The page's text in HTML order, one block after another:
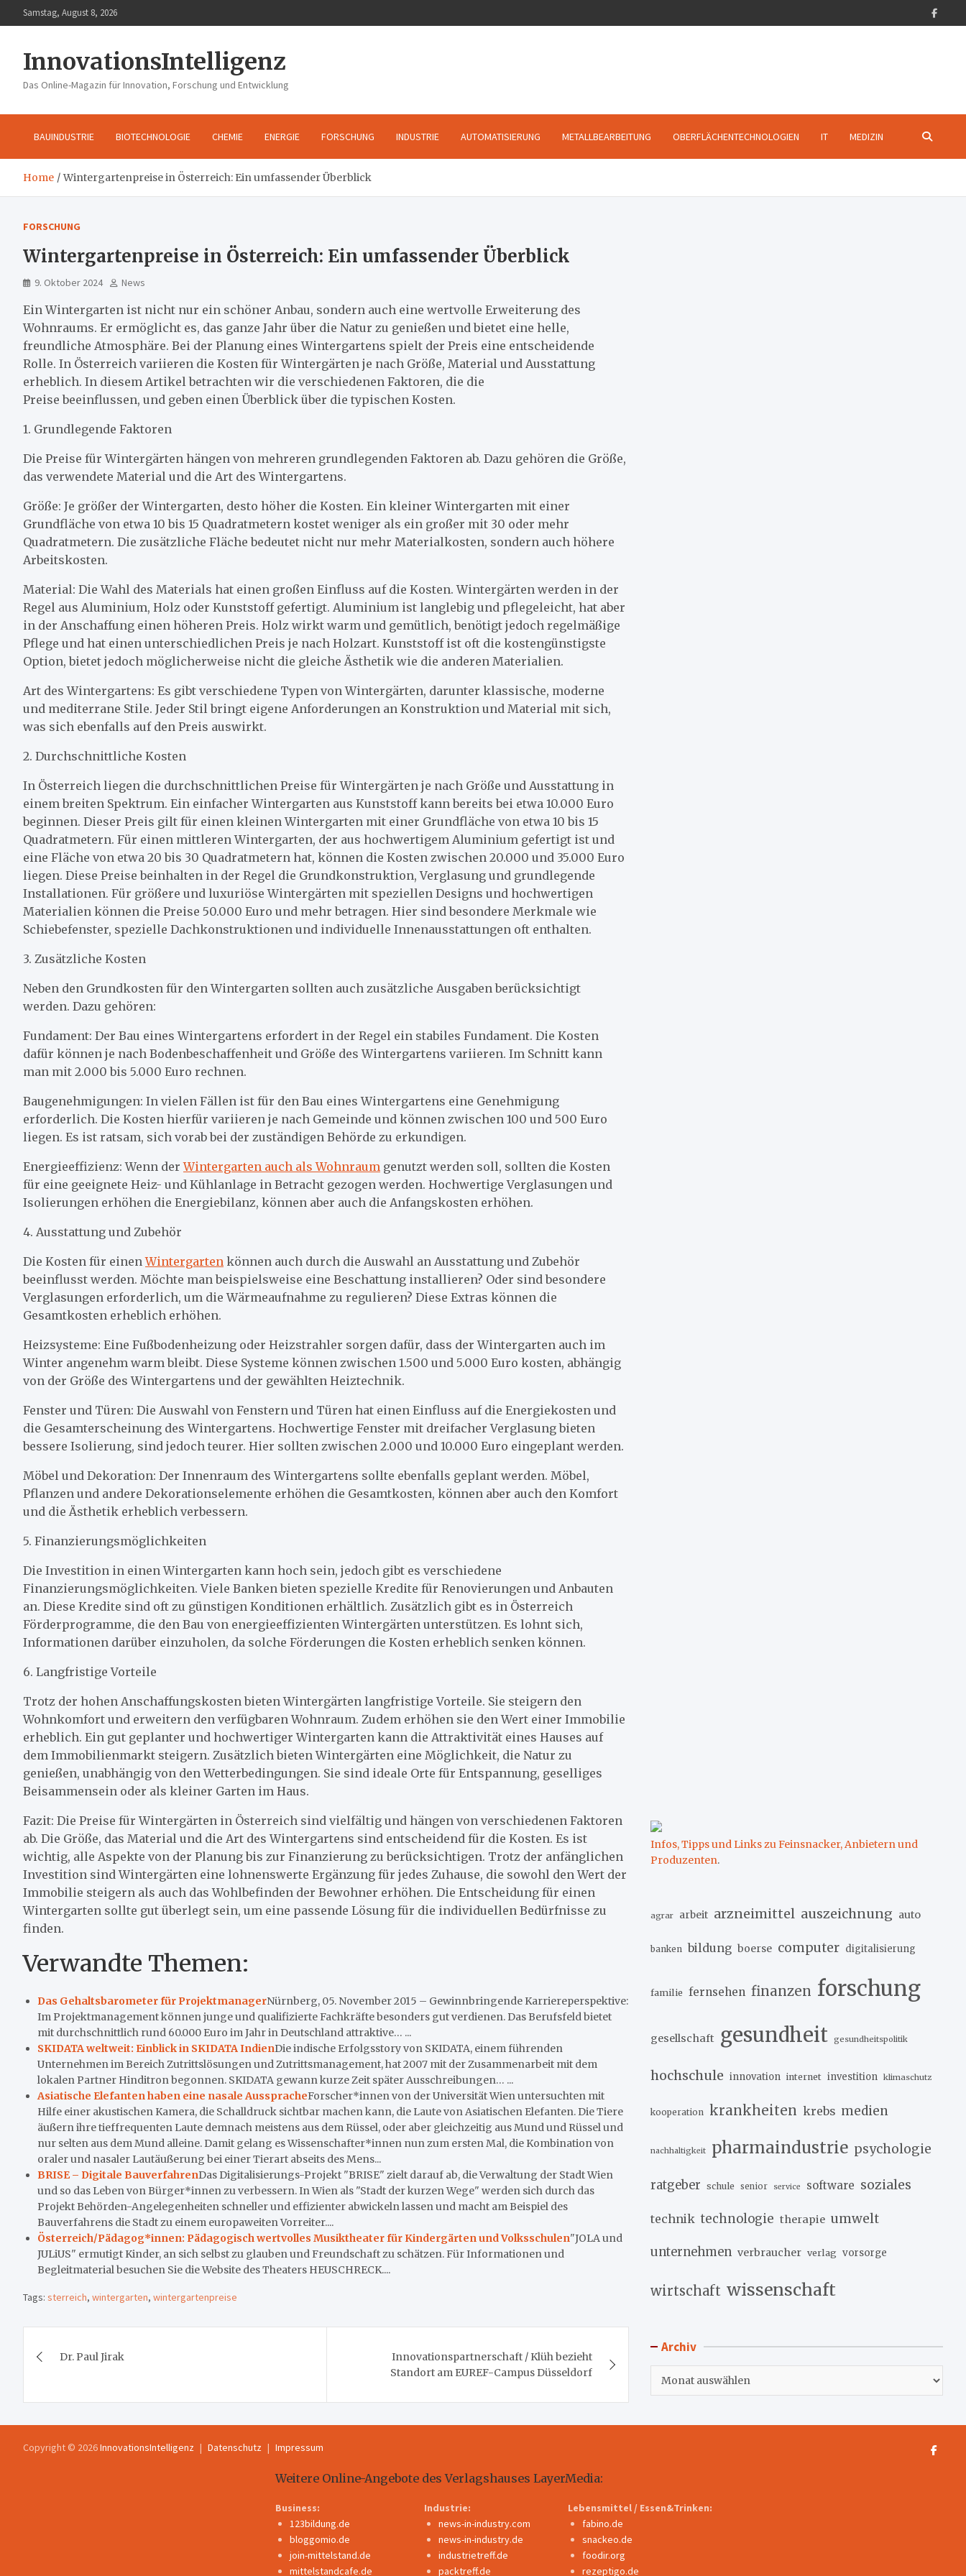
to
Samstag, August 8, 2026
InnovationsIntelligenz
Das Online-Magazin für Innovation, Forschung und Entwicklung
BAUINDUSTRIE BIOTECHNOLOGIE CHEMIE ENERGIE FORSCHUNG INDUSTRIE AUTOMATISIERUNG METALLBEARBEITUNG OBERFLÄCHENTECHNOLOGIEN IT MEDIZIN
Home Wintergartenpreise in Österreich: Ein umfassender Überblick
FORSCHUNG
Wintergartenpreise in Österreich: Ein umfassender Überblick
9. Oktober 2024 News
Ein Wintergarten ist nicht nur ein schöner Anbau, sondern auch eine wertvolle Erweiterung des
Wohnraums. Er ermöglicht es, das ganze Jahr über die Natur zu genießen und bietet eine helle,
freundliche Atmosphäre. Bei der Planung eines Wintergartens spielt der Preis eine entscheidende
Rolle. In Österreich variieren die Kosten für Wintergärten je nach Größe, Material und Ausstattung
erheblich. In diesem Artikel betrachten wir die verschiedenen Faktoren, die die
Preise beeinflussen, und geben einen Überblick über die typischen Kosten.
1. Grundlegende Faktoren
Die Preise für Wintergärten hängen von mehreren grundlegenden Faktoren ab. Dazu gehören die Größe,
das verwendete Material und die Art des Wintergartens.
Größe: Je größer der Wintergarten, desto höher die Kosten. Ein kleiner Wintergarten mit einer
Grundfläche von etwa 10 bis 15 Quadratmetern kostet weniger als ein großer mit 30 oder mehr
Quadratmetern. Die zusätzliche Fläche bedeutet nicht nur mehr Materialkosten, sondern auch höhere
Arbeitskosten.
Material: Die Wahl des Materials hat einen großen Einfluss auf die Kosten. Wintergärten werden in der
Regel aus Aluminium, Holz oder Kunststoff gefertigt. Aluminium ist langlebig und pflegeleicht, hat aber
in der Anschaffung einen höheren Preis. Holz wirkt warm und gemütlich, benötigt jedoch regelmäßige
Pflege und hat einen unterschiedlichen Preis je nach Holzart. Kunststoff ist oft die kostengünstigste
Option, bietet jedoch möglicherweise nicht die gleiche Ästhetik wie die anderen Materialien.
Art des Wintergartens: Es gibt verschiedene Typen von Wintergärten, darunter klassische, moderne
und mediterrane Stile. Jeder Stil bringt eigene Anforderungen an Konstruktion und Material mit sich,
was sich ebenfalls auf den Preis auswirkt.
2. Durchschnittliche Kosten
In Österreich liegen die durchschnittlichen Preise für Wintergärten je nach Größe und Ausstattung in
einem breiten Spektrum. Ein einfacher Wintergarten aus Kunststoff kann bereits bei etwa 10.000 Euro
beginnen. Dieser Preis gilt für einen kleinen Wintergarten mit einer Grundfläche von etwa 10 bis 15
Quadratmetern. Für einen mittleren Wintergarten, der aus hochwertigem Aluminium gefertigt ist und
eine Fläche von etwa 20 bis 30 Quadratmetern hat, können die Kosten zwischen 20.000 und 35.000 Euro
liegen. Diese Preise beinhalten in der Regel die Grundkonstruktion, Verglasung und grundlegende
Installationen. Für größere und luxuriöse Wintergärten mit speziellen Designs und hochwertigen
Materialien können die Preise 50.000 Euro und mehr betragen. Hier sind besondere Merkmale wie
Schiebefenster, spezielle Dachkonstruktionen und individuelle Innenausstattungen oft enthalten.
3. Zusätzliche Kosten
Neben den Grundkosten für den Wintergarten sollten auch zusätzliche Ausgaben berücksichtigt
werden. Dazu gehören:
Fundament: Der Bau eines Wintergartens erfordert in der Regel ein stabiles Fundament. Die Kosten
dafür können je nach Bodenbeschaffenheit und Größe des Wintergartens variieren. Im Schnitt kann
man mit 2.000 bis 5.000 Euro rechnen.
Baugenehmigungen: In vielen Fällen ist für den Bau eines Wintergartens eine Genehmigung
erforderlich. Die Kosten hierfür variieren je nach Gemeinde und können zwischen 100 und 500 Euro
liegen. Es ist ratsam, sich vorab bei der zuständigen Behörde zu erkundigen.
Energieeffizienz: Wenn derWintergarten auch als Wohnraum genutzt werden soll, sollten die Kosten
für eine geeignete Heiz- und Kühlanlage in Betracht gezogen werden. Hochwertige Verglasungen und
Isolierungen erhöhen die Energiebilanz, können aber auch die Anfangskosten erhöhen.
4. Ausstattung und Zubehör
Die Kosten für einenWintergarten können auch durch die Auswahl an Ausstattung und Zubehör
beeinflusst werden. Möchte man beispielsweise eine Beschattung installieren? Oder sind besondere
Verglasungen erforderlich, um die Wärmeaufnahme zu regulieren? Diese Extras können die
Gesamtkosten erheblich erhöhen.
Heizsysteme: Eine Fußbodenheizung oder Heizstrahler sorgen dafür, dass der Wintergarten auch im
Winter angenehm warm bleibt. Diese Systeme können zwischen 1.500 und 5.000 Euro kosten, abhängig
von der Größe des Wintergartens und der gewählten Heiztechnik.
Fenster und Türen: Die Auswahl von Fenstern und Türen hat einen Einfluss auf die Energiekosten und
die Gesamterscheinung des Wintergartens. Hochwertige Fenster mit dreifacher Verglasung bieten
bessere Isolierung, sind jedoch teurer. Hier sollten zwischen 2.000 und 10.000 Euro eingeplant werden.
Möbel und Dekoration: Der Innenraum des Wintergartens sollte ebenfalls geplant werden. Möbel,
Pflanzen und andere Dekorationselemente erhöhen die Gesamtkosten, können aber auch den Komfort
und die Ästhetik erheblich verbessern.
5. Finanzierungsmöglichkeiten
Die Investition in einen Wintergarten kann hoch sein, jedoch gibt es verschiedene
Finanzierungsmöglichkeiten. Viele Banken bieten spezielle Kredite für Renovierungen und Anbauten
an. Diese Kredite sind oft zu günstigen Konditionen erhältlich. Zusätzlich gibt es in Österreich
Förderprogramme, die den Bau von energieeffizienten Wintergärten unterstützen. Es lohnt sich,
Informationen darüber einzuholen, da solche Förderungen die Kosten erheblich senken können.
6. Langfristige Vorteile
Trotz der hohen Anschaffungskosten bieten Wintergärten langfristige Vorteile. Sie steigern den
Wohnkomfort und erweitern den verfügbaren Wohnraum. Zudem erhöhen sie den Wert einer Immobilie
erheblich. Ein gut geplanter und hochwertiger Wintergarten kann die Attraktivität eines Hauses auf
dem Immobilienmarkt steigern. Zusätzlich bieten Wintergärten eine Möglichkeit, die Natur zu
genießen, unabhängig von den Wetterbedingungen. Sie sind ideale Orte für Entspannung, geselliges
Beisammensein oder als kleiner Garten im Haus.
Fazit: Die Preise für Wintergärten in Österreich sind vielfältig und hängen von verschiedenen Faktoren
ab. Die Größe, das Material und die Art des Wintergartens sind entscheidend für die Kosten. Es ist
wichtig, alle Aspekte von der Planung bis zur Finanzierung zu berücksichtigen. Trotz der anfänglichen
Investition sind Wintergärten eine lohnenswerte Ergänzung für jedes Zuhause, die sowohl den Wert der
Immobilie steigern als auch das Wohlbefinden der Bewohner erhöhen. Die Entscheidung für einen
Wintergarten sollte gut überlegt sein, um eine passende Lösung für die individuellen Bedürfnisse zu
finden.
Verwandte Themen:
Das Gehaltsbarometer für ProjektmanagerNürnberg, 05. November 2015 – Gewinnbringende Karriereperspektive:
Im Projektmanagement können junge und qualifizierte Fachkräfte besonders gut verdienen. Das Berufsfeld bietet
mit durchschnittlich rund 60.000 Euro im Jahr in Deutschland attraktive… ...
SKIDATA weltweit: Einblick in SKIDATA IndienDie indische Erfolgsstory von SKIDATA, einem führenden
Unternehmen im Bereich Zutrittslösungen und Zutrittsmanagement, hat 2007 mit der Zusammenarbeit mit dem
lokalen Partner Hinditron begonnen. SKIDATA gewann kurze Zeit später Ausschreibungen… ...
Asiatische Elefanten haben eine nasale AusspracheForscher*innen von der Universität Wien untersuchten mit
Hilfe einer akustischen Kamera, die Schalldruck sichtbar machen kann, die Laute von Asiatischen Elefanten. Die Tiere
äußern ihre tieffrequenten Laute demnach meistens aus dem Rüssel, oder aber gleichzeitig aus Mund und Rüssel und
nur selten aus dem Mund alleine. Damit gelang es Wissenschafter*innen nun zum ersten Mal, die Kombination von
oraler und nasaler Lautäußerung bei einer Tierart abseits des Mens...
BRISE – Digitale BauverfahrenDas Digitalisierungs-Projekt "BRISE" zielt darauf ab, die Verwaltung der Stadt Wien
und so das Leben von Bürger*innen zu verbessern. In Wien als "Stadt der kurzen Wege" werden sich durch das
Projekt Behörden-Angelegenheiten schneller und effizienter abwickeln lassen und macht am Beispiel des
Bauverfahrens die Stadt zu einem europaweiten Vorreiter....
Österreich/Pädagog*innen: Pädagogisch wertvolles Musiktheater für Kindergärten und Volksschulen"JOLA und
JULiUS" ermutigt Kinder, an sich selbst zu glauben und Freundschaft zu schätzen. Für Informationen und
Begleitmaterial besuchen Sie die Website des Theaters HEUSCHRECK....
Tags: sterreich, wintergarten, wintergartenpreise
Dr. Paul Jirak
Innovationspartnerschaft / Klüh bezieht
Standort am EUREF-Campus Düsseldorf
Infos, Tipps und Links zu Feinsnacker, Anbietern und
Produzenten.
agrar arbeit arzneimittel auszeichnung auto
banken bildung boerse computer digitalisierung
familie fernsehen finanzen forschung
gesellschaft gesundheit gesundheitspolitik
hochschule innovation internet investition klimaschutz
kooperation krankheiten krebs medien
nachhaltigkeit pharmaindustrie psychologie
ratgeber schule senior service software soziales
technik technologie therapie umwelt
unternehmen verbraucher verlag vorsorge
wirtschaft wissenschaft
Archiv
Copyright © 2026InnovationsIntelligenz Datenschutz Impressum
Weitere Online-Angebote des Verlagshauses LayerMedia:
Business:
123bildung.de
bloggomio.de
join-mittelstand.de
mittelstandcafe.de
Industrie:
news-in-industry.com
news-in-industry.de
industrietreff.de
packtreff.de
Lebensmittel / Essen&Trinken:
fabino.de
snackeo.de
foodir.org
rezeptigo.de